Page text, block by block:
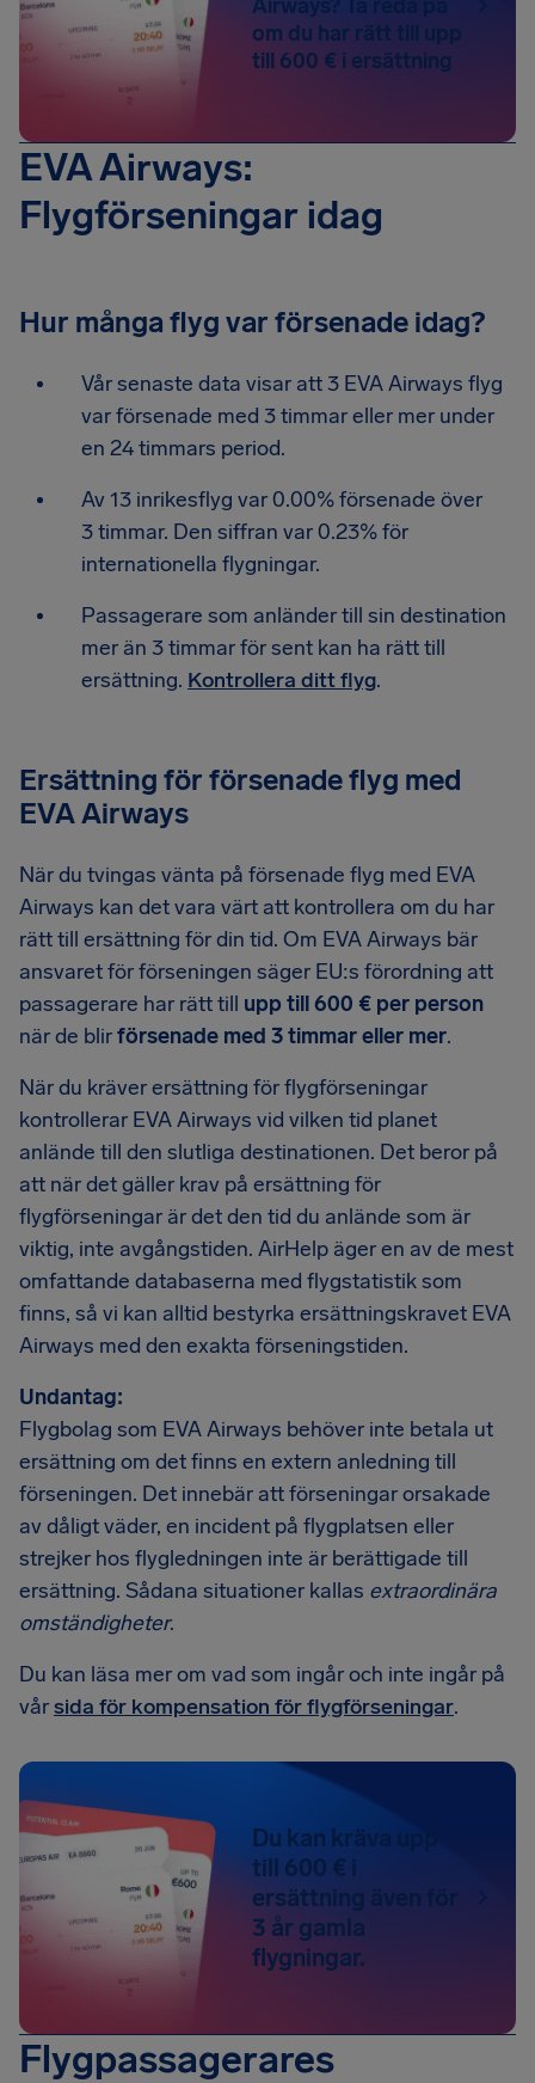
Airways? Ta reda på
om du har rätt till upp
till 600 € i ersättning
EVA Airways:
Flygförseningar idag
Hur många flyg var försenade idag?
Vår senaste data visar att 3 EVA Airways flyg
var försenade med 3 timmar eller mer under
en 24 timmars period.
Av 13 inrikesflyg var 0.00% försenade över
3 timmar. Den siffran var 0.23% för
internationella flygningar.
Passagerare som anländer till sin destination
mer än 3 timmar för sent kan ha rätt till
ersättning. Kontrollera ditt flyg.
Ersättning för försenade flyg med
EVA Airways
När du tvingas vänta på försenade flyg med EVA
Airways kan det vara värt att kontrollera om du har
rätt till ersättning för din tid. Om EVA Airways bär
ansvaret för förseningen säger EU:s förordning att
passagerare har rätt till upp till 600 € per person
när de blirförsenade med 3 timmar eller mer.
När du kräver ersättning för flygförseningar
kontrollerar EVA Airways vid vilken tid planet
anlände till den slutliga destinationen. Det beror på
att när det gäller krav på ersättning för
flygförseningar är det den tid du anlände som är
viktig, inte avgångstiden. AirHelp äger en av de mest
omfattande databaserna med flygstatistik som
finns, så vi kan alltid bestyrka ersättningskravet EVA
Airways med den exakta förseningstiden.
Undantag:
Flygbolag som EVA Airways behöver inte betala ut
ersättning om det finns en extern anledning till
förseningen. Det innebär att förseningar orsakade
av dåligt väder, en incident på flygplatsen eller
strejker hos flygledningen inte är berättigade till
ersättning. Sådana situationer kallas extraordinära
omständigheter.
Du kan läsa mer om vad som ingår och inte ingår på
vårsida för kompensation för flygförseningar.
Du kan kräva upp
till 600 € i
ersättning även för
3 år gamla
flygningar.
Flygpassagerares